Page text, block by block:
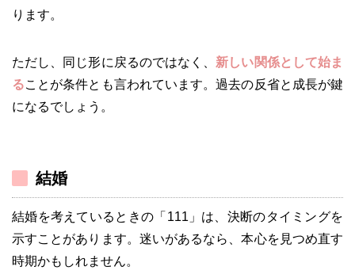
ります。
ただし、同じ形に戻るのではなく、 新しい関係として始ま
ることが条件とも言われています。過去の反省と成長が鍵
になるでしょう。
結婚
結婚を考えているときの「111」は、決断のタイミングを
示すことがあります。迷いがあるなら、本心を見つめ直す
時期かもしれません。